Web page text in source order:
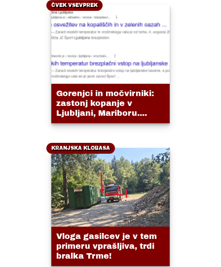
ČVEK VSEVPREK
Gorenjci in močvirniki:
zastonj kopanje v
Ljubljani, Mariboru....
KRANJSKA KLOBASA
Vloga gasilcev je v tem
primeru vprašljiva, trdi
bralka Trme!